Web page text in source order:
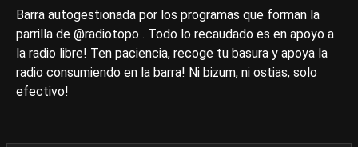
Barra autogestionada por los programas que forman la
parrilla de @radiotopo . Todo lo recaudado es en apoyo a
la radio libre! Ten paciencia, recoge tu basura y apoya la
radio consumiendo en la barra! Ni bizum, ni ostias, solo
efectivo!